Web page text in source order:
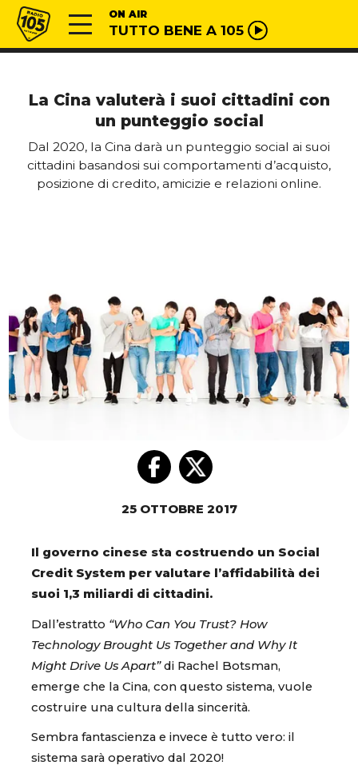
Vai al contenuto
Radio 105 ON AIR
TUTTO BENE A 105
La Cina valuterà i suoi cittadini con
un punteggio social
Dal 2020, la Cina darà un punteggio social ai suoi
cittadini basandosi sui comportamenti d’acquisto,
posizione di credito, amicizie e relazioni online.
25 OTTOBRE 2017
Il governo cinese sta costruendo un Social
Credit System per valutare l’affidabilità dei
suoi 1,3 miliardi di cittadini.
Dall’estratto “Who Can You Trust? How
Technology Brought Us Together and Why It
Might Drive Us Apart”di Rachel Botsman,
emerge che la Cina, con questo sistema, vuole
costruire una cultura della sincerità.
Sembra fantascienza e invece è tutto vero: il
sistema sarà operativo dal 2020!